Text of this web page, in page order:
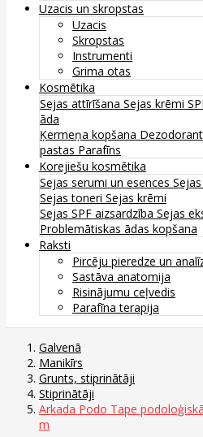
Uzacis un skropstas
Uzacis
Skropstas
Instrumenti
Grima otas
Kosmētika
Sejas attīrīšana Sejas krēmi
āda
Ķermeņa kopšana
pastas Parafīns
Korejiešu kosmētika
Sejas serumi un esences
Sejas toneri Sejas krēmi
Sejas SPF aizsardzība Sejas
Problemātiskas ādas kopšana
Raksti
Pircēju pieredze un
Sastāva anatomija
Risinājumu ceļvedis
Parafīna terapija
Galvenā
Manikīrs
Grunts, stiprinātāji
Stiprinātāji
Arkada Podo Tape
m